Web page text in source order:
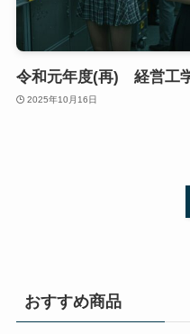
令和元年度(再) 経営
2025年10月16日
おすすめ商品